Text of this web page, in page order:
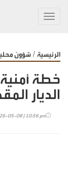
الرئيسية / شؤون
خطة
الديار
05-08 | 10:56 pm